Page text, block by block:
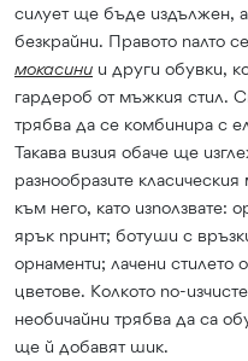
силует ще бъде издължен,
безкрайни. Правото палто
мокасини и други обувки,
гардероб от мъжкия стил.
трябва да се комбинира с
Такава визия обаче ще
разнообразите
към него, като използвате:
ярък принт; ботуши с
орнаменти; лачени стилето
цветове. Колкото по-
необичайни трябва да са
ще й добавят шик.